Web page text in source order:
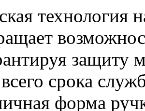
технология
защиту
срока
форма